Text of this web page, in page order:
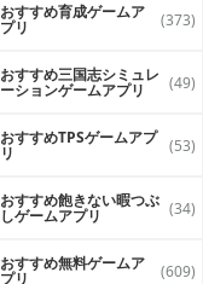
おすすめ育成ゲームア
プリ (373)
おすすめ三国志シミュレ
ーションゲームアプリ (49)
おすすめTPSゲームアプ
リ (53)
おすすめ飽きない暇つぶ
しゲームアプリ (34)
おすすめ無料ゲームア
プリ (609)